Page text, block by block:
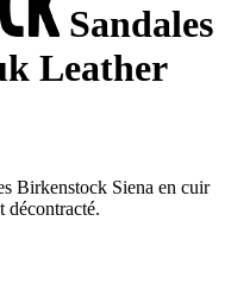
Sandales
Leather
Birkenstock Siena en cuir
décontracté.